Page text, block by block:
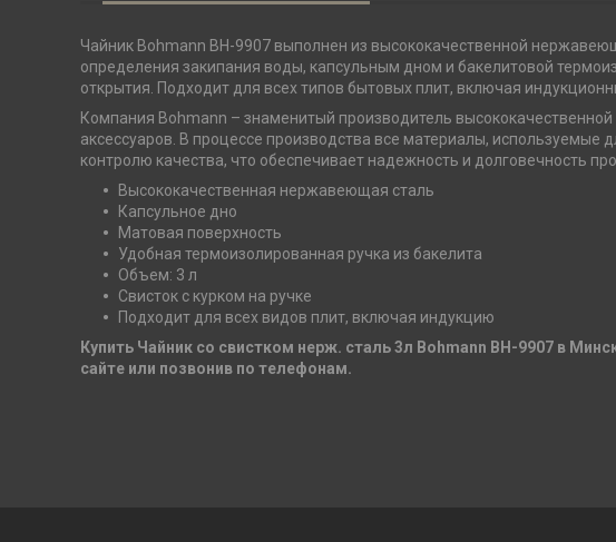
Чайник Bohmann BH-9907 выполнен из высококачественной
определения закипания воды, капсульным дном и бакелитовой
открытия. Подходит для всех типов бытовых плит, включая
Компания Bohmann – знаменитый производитель
аксессуаров. В процессе производства все материалы,
контролю качества, что обеспечивает надежность и долговечность
Высококачественная нержавеющая сталь
Капсульное дно
Матовая поверхность
Удобная термоизолированная ручка из бакелита
Объем: 3 л
Свисток с курком на ручке
Подходит для всех видов плит, включая индукцию
Купить Чайник со свистком нерж. сталь 3л Bohmann BH-9907 в
сайте или позвонив по телефонам.